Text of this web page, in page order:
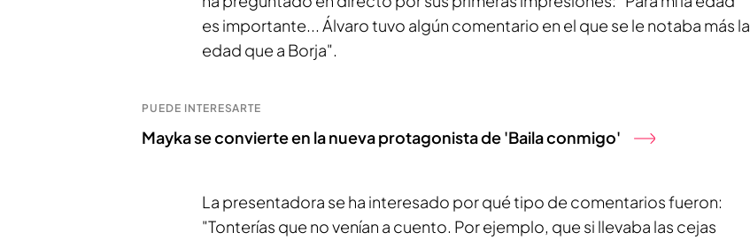
es importante... Álvaro tuvo algún comentario en el que se le notaba más la
edad que a Borja".
PUEDE INTERESARTE
Mayka se convierte en la nueva protagonista de 'Baila conmigo'
La presentadora se ha interesado por qué tipo de comentarios fueron:
"Tonterías que no venían a cuento. Por ejemplo, que si llevaba las cejas